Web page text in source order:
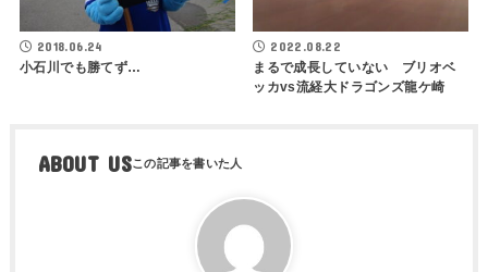
2018.06.24
小石川でも勝てず…
2022.08.22
まるで成長していない ブリオベ
ッカvs流経大ドラゴンズ龍ケ崎
ABOUT US